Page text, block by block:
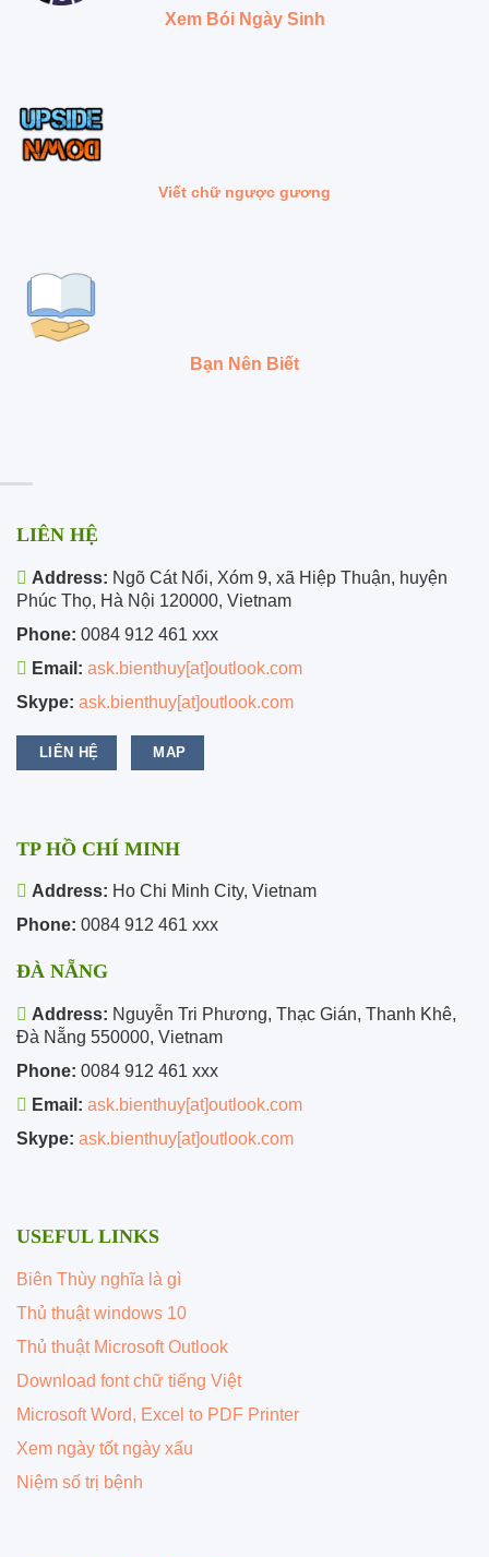
Xem Bói Ngày Sinh
Viết chữ ngược gương
Bạn Nên Biết
LIÊN HỆ
Address: Ngõ Cát Nổi, Xóm 9, xã Hiệp Thuận, huyện
Phúc Thọ, Hà Nội 120000, Vietnam
Phone: 0084 912 461 xxx
Email: ask.bienthuy[at]outlook.com
Skype: ask.bienthuy[at]outlook.com
LIÊN HỆ MAP
TP HỒ CHÍ MINH
Address: Ho Chi Minh City, Vietnam
Phone: 0084 912 461 xxx
ĐÀ NẴNG
Address: Nguyễn Tri Phương, Thạc Gián, Thanh Khê,
Đà Nẵng 550000, Vietnam
Phone: 0084 912 461 xxx
Email: ask.bienthuy[at]outlook.com
Skype: ask.bienthuy[at]outlook.com
USEFUL LINKS
Biên Thùy nghĩa là gì
Thủ thuật windows 10
Thủ thuật Microsoft Outlook
Download font chữ tiếng Việt
Microsoft Word, Excel to PDF Printer
Xem ngày tốt ngày xấu
Niệm số trị bệnh